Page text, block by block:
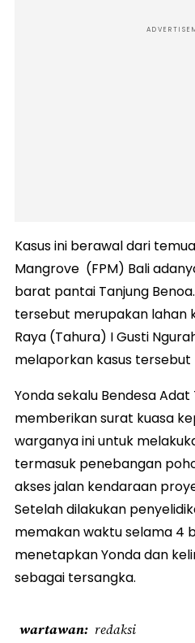
Kasus ini berawal dari
Mangrove (FPM) Bali
barat pantai Tanjung
tersebut merupakan lahan
Raya (Tahura) I Gusti
melaporkan kasus tersebut
Yonda sekalu Bendesa Adat
memberikan surat kuasa
warganya ini untuk
termasuk penebangan
akses jalan kendaraan
Setelah dilakukan
memakan waktu selama 4
menetapkan Yonda dan
sebagai tersangka.
wartawan redaksi